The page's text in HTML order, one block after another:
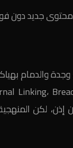
جديد دون
والدمام
إذن، لكن